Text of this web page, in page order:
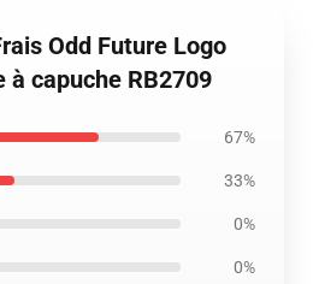
Odd Future Logo
à capuche RB2709
67%
33%
0%
0%